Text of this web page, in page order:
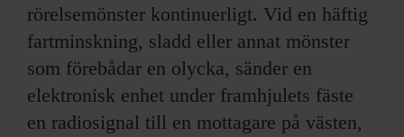
rörelsemönster kontinuerligt. Vid en häftig
fartminskning, sladd eller annat mönster
som förebådar en olycka, sänder en
elektronisk enhet under framhjulets fäste
en radiosignal till en mottagare på västen,